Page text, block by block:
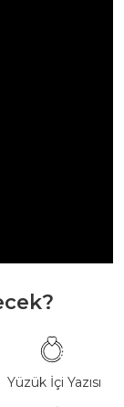
Yüzük İçi Yazısı